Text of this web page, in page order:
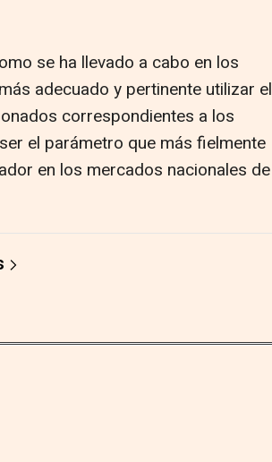
se ha llevado a cabo en los
adecuado y pertinente utilizar el
correspondientes a los
el parámetro que más fielmente
en los mercados nacionales de